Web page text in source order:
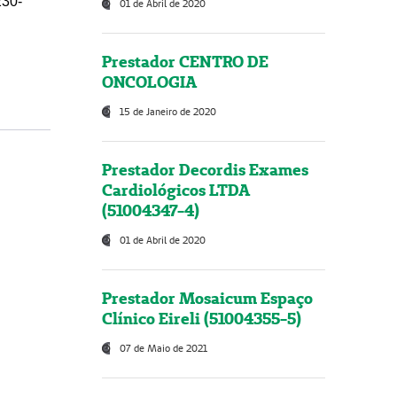
01 de Abril de 2020
Prestador CENTRO DE
ONCOLOGIA
15 de Janeiro de 2020
Prestador Decordis Exames
Cardiológicos LTDA
(51004347-4)
01 de Abril de 2020
Prestador Mosaicum Espaço
Clínico Eireli (51004355-5)
07 de Maio de 2021